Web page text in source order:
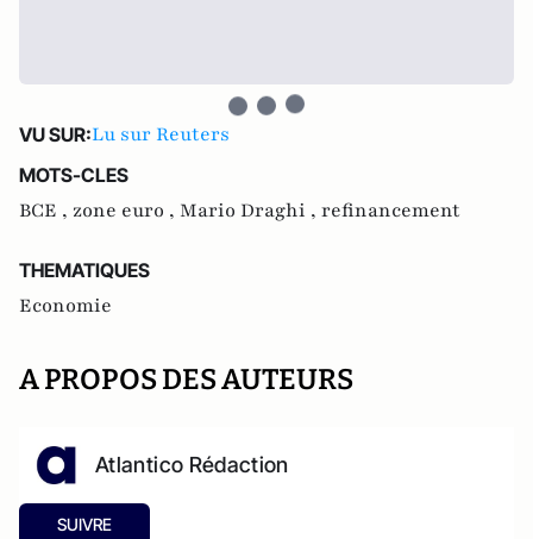
VU SUR:Lu sur Reuters
MOTS-CLES
BCE , zone euro , Mario Draghi , refinancement
THEMATIQUES
Economie
A PROPOS DES AUTEURS
Atlantico Rédaction
SUIVRE